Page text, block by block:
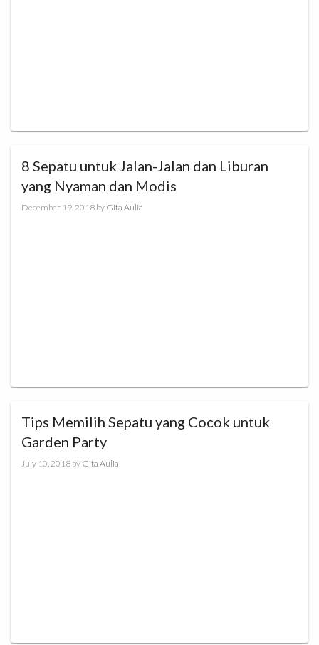
8 Sepatu untuk Jalan-Jalan dan Liburan
yang Nyaman dan Modis
December 19, 2018 by Gita Aulia
Tips Memilih Sepatu yang Cocok untuk
Garden Party
July 10, 2018 by Gita Aulia